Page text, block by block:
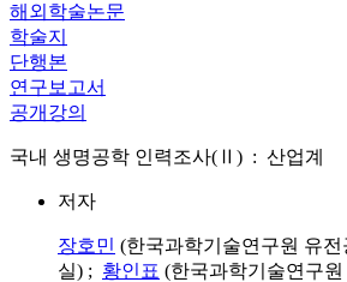
해외학술논문
학술지
단행본
연구보고서
공개강의
국내 생명공학 인력조사(Ⅱ) : 산업계
저자
장호민 (한국과학기술연구원 유
실) ; 황인표 (한국과학기술연구